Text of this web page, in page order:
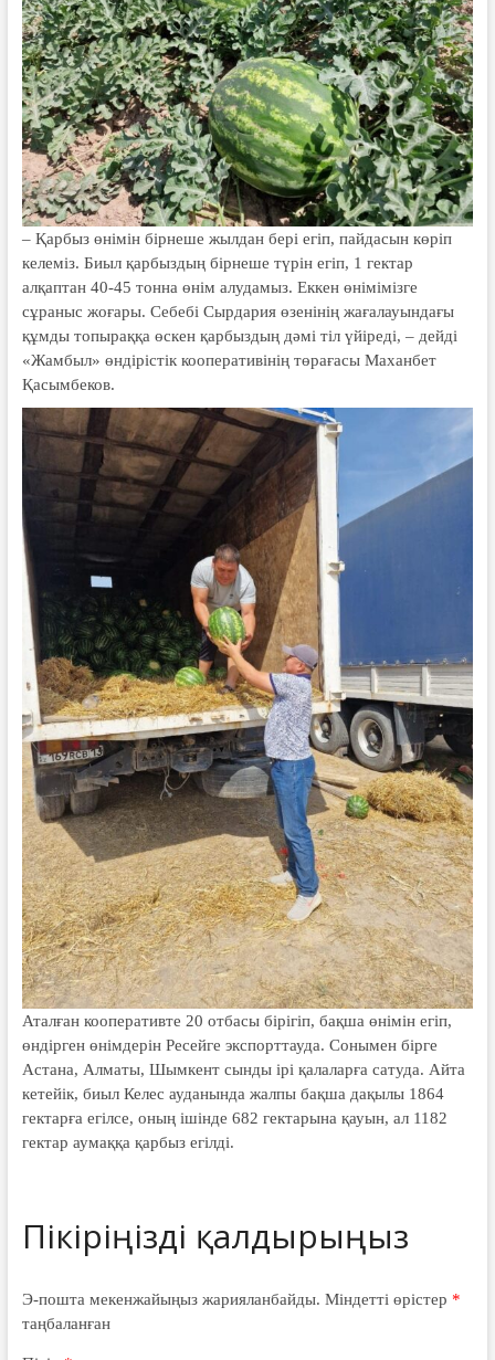
– Қарбыз өнімін бірнеше жылдан бері егіп, пайдасын көріп
келеміз. Биыл қарбыздың бірнеше түрін егіп, 1 гектар
алқаптан 40-45 тонна өнім алудамыз. Еккен өнімімізге
сұраныс жоғары. Себебі Сырдария өзенінің жағалауындағы
құмды топыраққа өскен қарбыздың дәмі тіл үйіреді, – дейді
«Жамбыл» өндірістік кооперативінің төрағасы Маханбет
Қасымбеков.
Аталған кооперативте 20 отбасы бірігіп, бақша өнімін егіп,
өндірген өнімдерін Ресейге экспорттауда. Сонымен бірге
Астана, Алматы, Шымкент сынды ірі қалаларға сатуда. Айта
кетейік, биыл Келес ауданында жалпы бақша дақылы 1864
гектарға егілсе, оның ішінде 682 гектарына қауын, ал 1182
гектар аумаққа қарбыз егілді.
Э-пошта мекенжайыңыз жарияланбайды. Міндетті өрістер *
таңбаланған